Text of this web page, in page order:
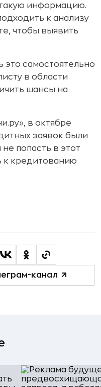
информацию.
к анализу
чтобы выявить
это самостоятельно
в области
шансы на
в октябре
заявок были
попасть в этот
к кредитованию
канал